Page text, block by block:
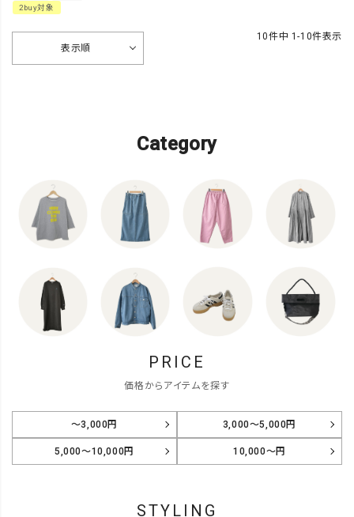
2buy対象
表示順
10件中 1-10件表示
Category
PRICE
価格からアイテムを探す
～3,000円 3,000～5,000円
5,000～10,000円 10,000～円
STYLING